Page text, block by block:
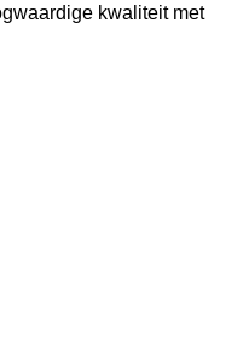
kwaliteit met